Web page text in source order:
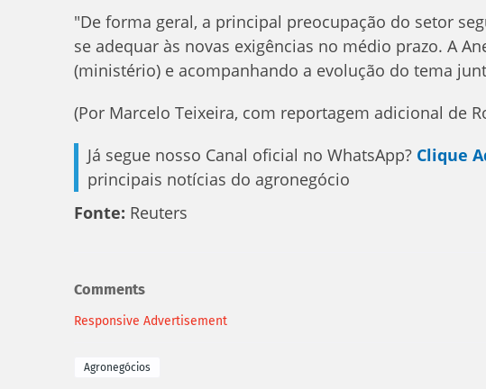
"De forma geral, a principal preocupação do setor
se adequar às novas exigências no médio prazo. A
(ministério) e acompanhando a evolução do tema
(Por Marcelo Teixeira, com reportagem adicional de
Já segue nosso Canal oficial no WhatsApp? Clique
principais notícias do agronegócio
Fonte: Reuters
Comments
Responsive Advertisement
Agronegócios